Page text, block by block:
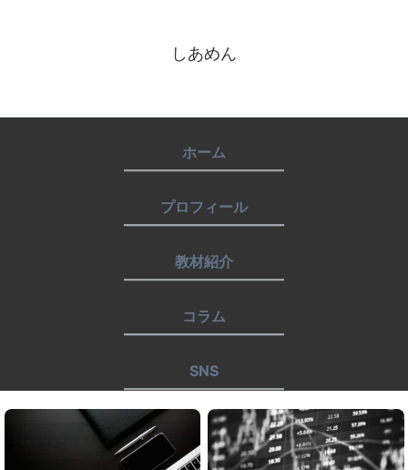
しあめん
ホーム
プロフィール
教材紹介
コラム
SNS